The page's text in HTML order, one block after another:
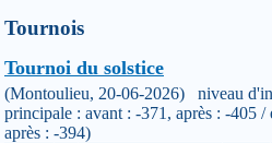
Tournois
Tournoi du solstice
(Montoulieu, 20-06-2026) niveau
principale : avant : -371, après : -405
après : -394)